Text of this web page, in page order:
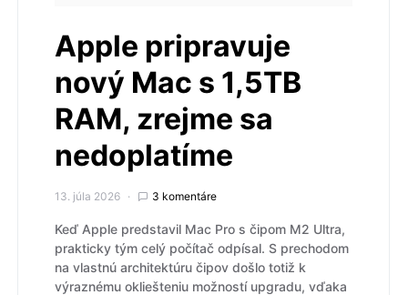
Apple pripravuje
nový Mac s 1,5TB
RAM, zrejme sa
nedoplatíme
13. júla 2026 3 komentáre
Keď Apple predstavil Mac Pro s čipom M2 Ultra,
prakticky tým celý počítač odpísal. S prechodom
na vlastnú architektúru čipov došlo totiž k
výraznému okliešteniu možností upgradu, vďaka